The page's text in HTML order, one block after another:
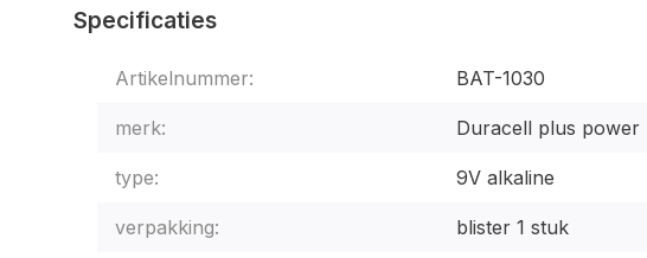
Specificaties
Artikelnummer: BAT-1030
merk: Duracell plus power
type: 9V alkaline
verpakking: blister 1 stuk